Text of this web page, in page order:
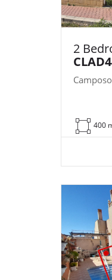
2
400